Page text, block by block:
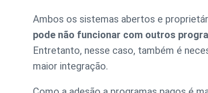
Ambos os sistemas abertos e
pode não funcionar com outros
Entretanto, nesse caso, também é
maior integração.